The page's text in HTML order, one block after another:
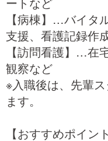
【病棟】…バイタ
支援、看護記録作
【訪問看護】…在
観察など
※入職後は、先輩
ます。
【おすすめポイン